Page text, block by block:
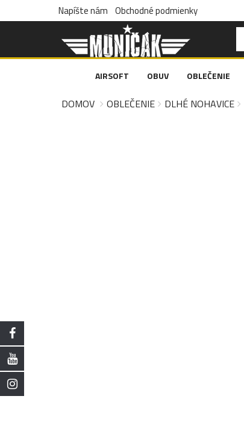
Napíšte nám Obchodné podmienky
AIRSOFT OBUV OBLEČENIE
DOMOV OBLEČENIE DLHÉ NOHAVICE